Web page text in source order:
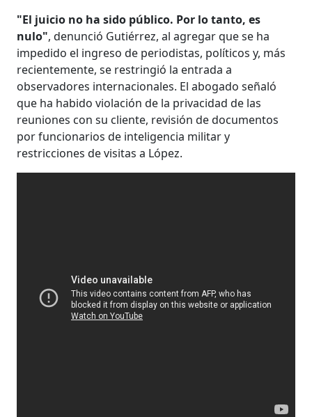
"El juicio no ha sido público. Por lo tanto, es
nulo", denunció Gutiérrez, al agregar que se ha
impedido el ingreso de periodistas, políticos y, más
recientemente, se restringió la entrada a
observadores internacionales. El abogado señaló
que ha habido violación de la privacidad de las
reuniones con su cliente, revisión de documentos
por funcionarios de inteligencia militar y
restricciones de visitas a López.